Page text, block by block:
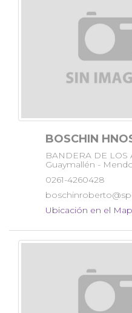
BOSCHIN
BANDERA DE LOS
Guaymallén -
0261-4260428
Ubicación en el